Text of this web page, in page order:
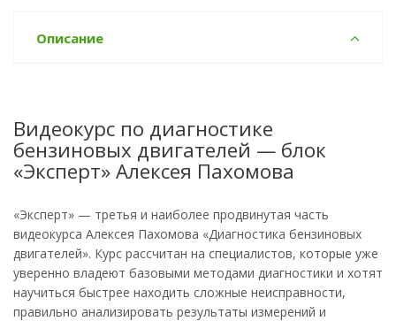
Описание
Видеокурс по диагностике
бензиновых двигателей — блок
«Эксперт» Алексея Пахомова
«Эксперт» — третья и наиболее продвинутая часть
видеокурса Алексея Пахомова «Диагностика бензиновых
двигателей». Курс рассчитан на специалистов, которые уже
уверенно владеют базовыми методами диагностики и хотят
научиться быстрее находить сложные неисправности,
правильно анализировать результаты измерений и